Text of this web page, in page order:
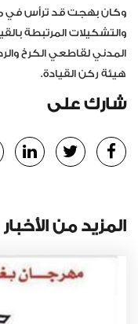
وكان بهجت قد ترأس في مقر
والتشكيلات المرتبطة
المدني لقاطعي الكرخ
هيئة ركن القيادة.
شارك على
المزيد من الأخبار